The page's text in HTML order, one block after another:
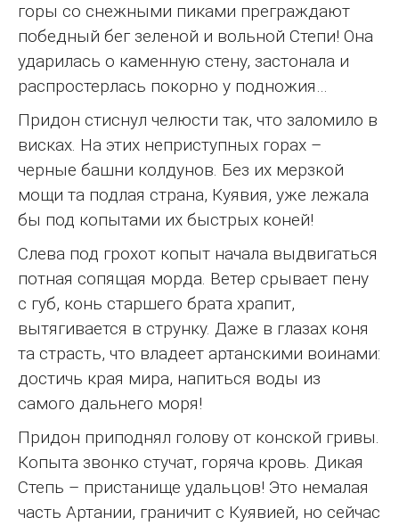
горы со снежными пиками преграждают
победный бег зеленой и вольной Степи! Она
ударилась о каменную стену, застонала и
распростерлась покорно у подножия…
Придон стиснул челюсти так, что заломило в
висках. На этих неприступных горах –
черные башни колдунов. Без их мерзкой
мощи та подлая страна, Куявия, уже лежала
бы под копытами их быстрых коней!
Слева под грохот копыт начала выдвигаться
потная сопящая морда. Ветер срывает пену
с губ, конь старшего брата храпит,
вытягивается в струнку. Даже в глазах коня
та страсть, что владеет артанскими воинами:
достичь края мира, напиться воды из
самого дальнего моря!
Придон приподнял голову от конской гривы.
Копыта звонко стучат, горяча кровь. Дикая
Степь – пристанище удальцов! Это немалая
часть Артании, граничит с Куявией, но сейчас